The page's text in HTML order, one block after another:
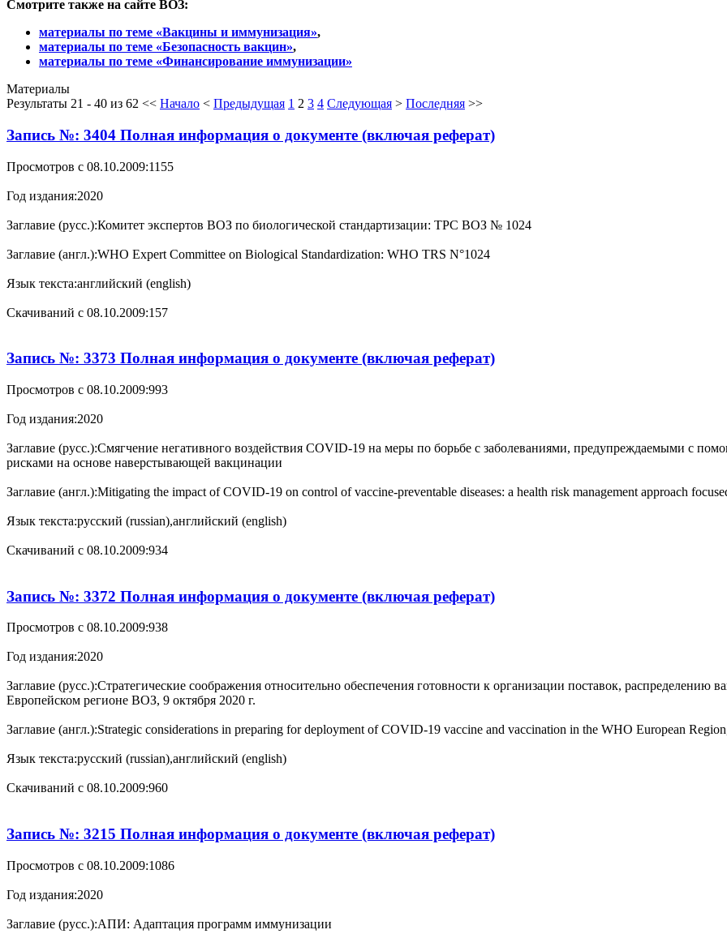
Смотрите также на сайте ВОЗ:
материалы по теме «Вакцины и иммунизация»,
материалы по теме «Безопасность вакцин»,
материалы по теме «Финансирование иммунизации»
Материалы
Результаты 21 - 40 из 62 << Начало < Предыдущая 1 2 3 4 Следующая > Последняя >>
Запись №: 3404 Полная информация о документе (включая реферат)
Просмотров с 08.10.2009:1155
Год издания:2020
Заглавие (русс.):Комитет экспертов ВОЗ по биологической стандартизации: ТРС ВОЗ № 1024
Заглавие (англ.):WHO Expert Committee on Biological Standardization: WHO TRS N°1024
Язык текста:английский (english)
Cкачиваний с 08.10.2009:157
Запись №: 3373 Полная информация о документе (включая реферат)
Просмотров с 08.10.2009:993
Год издания:2020
Заглавие (русс.):Смягчение негативного воздействия COVID-19 на меры по борьбе с заболеваниями, предупреждаемыми с
рисками на основе наверстывающей вакцинации
Заглавие (англ.):Mitigating the impact of COVID-19 on control of vaccine-preventable diseases: a health risk management approach
Язык текста:русский (russian),английский (english)
Cкачиваний с 08.10.2009:934
Запись №: 3372 Полная информация о документе (включая реферат)
Просмотров с 08.10.2009:938
Год издания:2020
Заглавие (русс.):Стратегические соображения относительно обеспечения готовности к организации поставок,
Европейском регионе ВОЗ, 9 октября 2020 г.
Заглавие (англ.):Strategic considerations in preparing for deployment of COVID-19 vaccine and vaccination in the WHO European
Язык текста:русский (russian),английский (english)
Cкачиваний с 08.10.2009:960
Запись №: 3215 Полная информация о документе (включая реферат)
Просмотров с 08.10.2009:1086
Год издания:2020
Заглавие (русс.):АПИ: Адаптация программ иммунизации